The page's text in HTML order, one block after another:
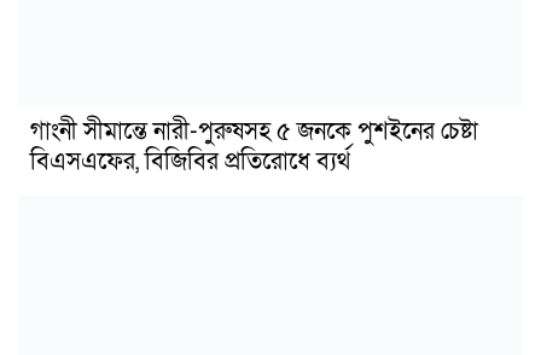
গাংনী সীমান্তে নারী-পুরুষসহ ৫ জনকে পুশইনের চেষ্টা
বিএসএফের, বিজিবির প্রতিরোধে ব্যর্থ